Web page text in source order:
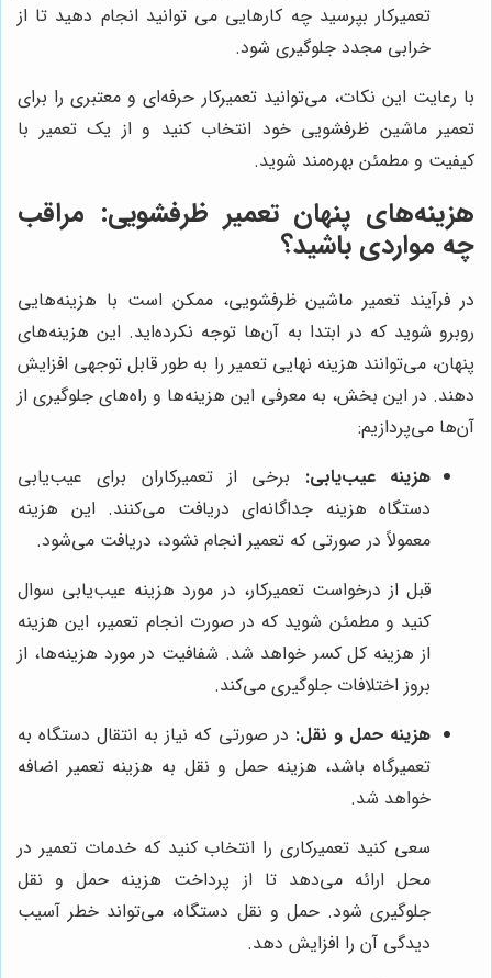
تعمیرکار بپرسید چه کارهایی می توانید انجام دهید تا از
خرابی مجدد جلوگیری شود.
با رعایت این نکات، می‌توانید تعمیرکار حرفه‌ای و معتبری را برای
تعمیر ماشین ظرفشویی خود انتخاب کنید و از یک تعمیر با
کیفیت و مطمئن بهره‌مند شوید.
هزینه‌های پنهان تعمیر ظرفشویی: مراقب
چه مواردی باشید؟
در فرآیند تعمیر ماشین ظرفشویی، ممکن است با هزینه‌هایی
روبرو شوید که در ابتدا به آن‌ها توجه نکرده‌اید. این هزینه‌های
پنهان، می‌توانند هزینه نهایی تعمیر را به طور قابل توجهی افزایش
دهند. در این بخش، به معرفی این هزینه‌ها و راه‌های جلوگیری از
آن‌ها می‌پردازیم:
هزینه عیب‌یابی: برخی از تعمیرکاران برای عیب‌یابی
دستگاه هزینه جداگانه‌ای دریافت می‌کنند. این هزینه
معمولاً در صورتی که تعمیر انجام نشود، دریافت می‌شود.
قبل از درخواست تعمیرکار، در مورد هزینه عیب‌یابی سوال
کنید و مطمئن شوید که در صورت انجام تعمیر، این هزینه
از هزینه کل کسر خواهد شد. شفافیت در مورد هزینه‌ها، از
بروز اختلافات جلوگیری می‌کند.
هزینه حمل و نقل: در صورتی که نیاز به انتقال دستگاه به
تعمیرگاه باشد، هزینه حمل و نقل به هزینه تعمیر اضافه
خواهد شد.
سعی کنید تعمیرکاری را انتخاب کنید که خدمات تعمیر در
محل ارائه می‌دهد تا از پرداخت هزینه حمل و نقل
جلوگیری شود. حمل و نقل دستگاه، می‌تواند خطر آسیب
دیدگی آن را افزایش دهد.